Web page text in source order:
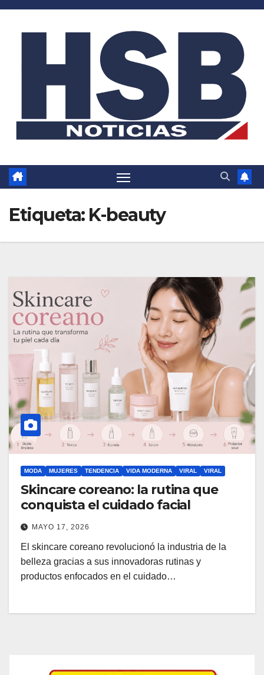
Saltar
Etiqueta: K-beauty
MODA MUJERES TENDENCIA VIDA MODERNA VIRAL VIRAL
Skincare coreano: la rutina que
conquista el cuidado facial
MAYO 17, 2026
El skincare coreano revolucionó la industria de la
belleza gracias a sus innovadoras rutinas y
productos enfocados en el cuidado…